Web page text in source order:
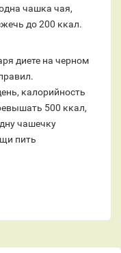
чашка чая,
до 200 ккал.
диете на черном
калорийность
500 ккал,
чашечку
пить